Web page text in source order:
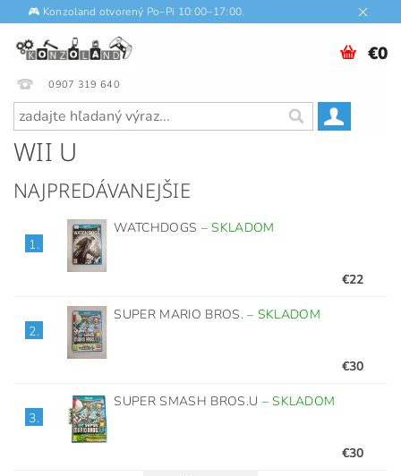
🎮 Konzoland otvorený Po–Pi 10:00–17:00.
0907 319 640
€0
WII U
NAJPREDÁVANEJŠIE
1.
WATCHDOGS –SKLADOM
€22
2.
SUPER MARIO BROS.– SKLADOM
€30
3.
SUPER SMASH BROS.U –SKLADOM
€30